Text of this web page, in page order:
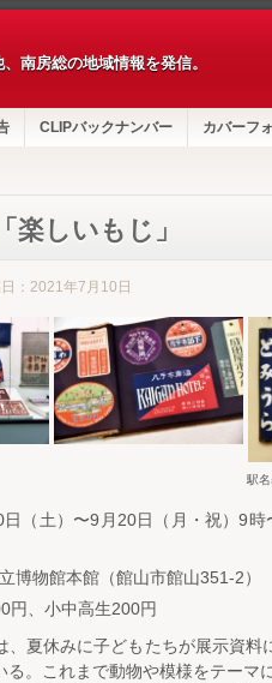
南房総の地域情報を発信。
CLIPバックナンバー カバーフ
楽しいもじ」
：2021年7月10日
駅
日（土）〜9月20日（月・祝）9
博物館本館（館山市館山351-2）
円、小中高生200円
、夏休みに子どもたちが展示資
。これまで動物や模様をテーマ